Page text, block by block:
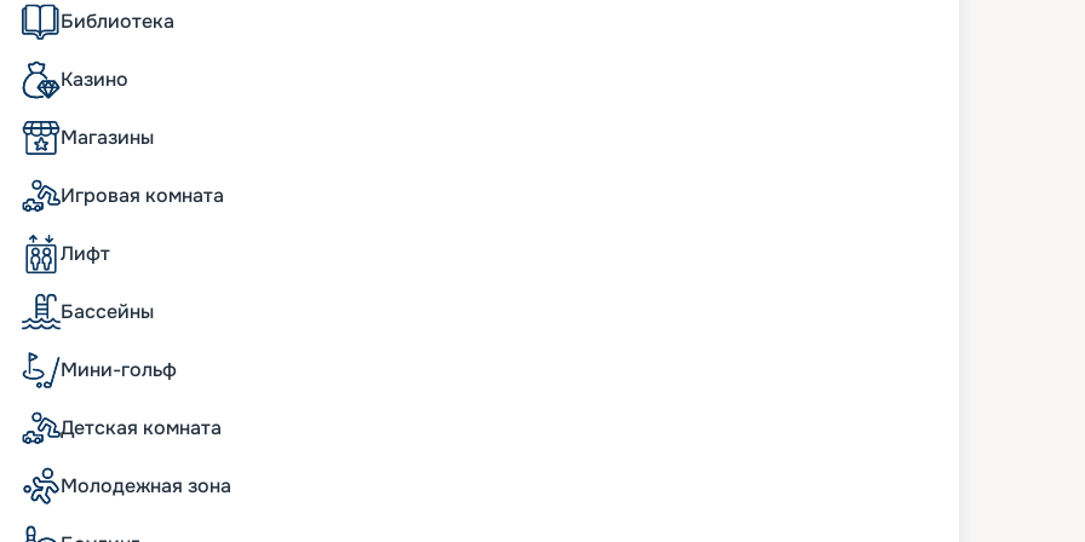
9-метровая светодиодная
кораблей даже своим размером: он
спокойно разместить
времяпровождения.
рестораны в прогулочной
или ужином, любуясь бескрайними
корме судна и новое двухуровневое
комфортное размещение. Для
развлечений в расширенной детской
на верхних палубах корабль
гардеробными, два шикарных сьюта с
для загара.
и MSC Seashore! Насладитесь
размещения и развлечения
Библиотека
Казино
Магазины
Игровая комната
Лифт
Бассейны
Мини-гольф
Детская комната
Молодежная зона